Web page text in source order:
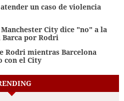
un caso de violencia
City dice "no" a la
por Rodri
Rodri mientras Barcelona
con el City